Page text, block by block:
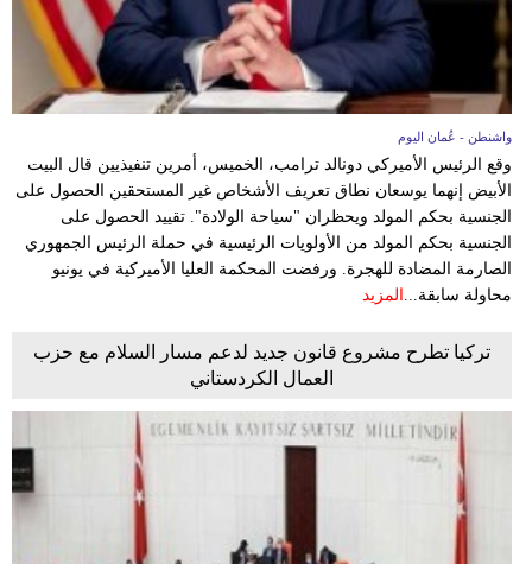
واشنطن - عُمان اليوم
وقع الرئيس الأميركي دونالد ترامب، الخميس، أمرين تنفيذيين قال البيت
الأبيض إنهما يوسعان نطاق تعريف الأشخاص غير المستحقين الحصول على
الجنسية بحكم المولد ويحظران "سياحة الولادة". تقييد الحصول على
الجنسية بحكم المولد من الأولويات الرئيسية في حملة الرئيس الجمهوري
الصارمة المضادة للهجرة. ورفضت المحكمة العليا الأميركية في يونيو
محاولة سابقة... المزيد
تركيا تطرح مشروع قانون جديد لدعم مسار السلام مع حزب
العمال الكردستاني